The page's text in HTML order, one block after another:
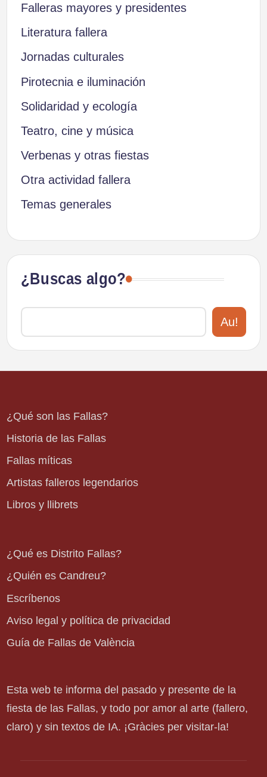
Falleras mayores y presidentes
Literatura fallera
Jornadas culturales
Pirotecnia e iluminación
Solidaridad y ecología
Teatro, cine y música
Verbenas y otras fiestas
Otra actividad fallera
Temas generales
¿Buscas algo?
Au!
¿Qué son las Fallas?
Historia de las Fallas
Fallas míticas
Artistas falleros legendarios
Libros y llibrets
¿Qué es Distrito Fallas?
¿Quién es Candreu?
Escríbenos
Aviso legal y política de privacidad
Guía de Fallas de València
Esta web te informa del pasado y presente de la
fiesta de las Fallas, y todo por amor al arte (fallero,
claro) y sin textos de IA. ¡Gràcies per visitar-la!